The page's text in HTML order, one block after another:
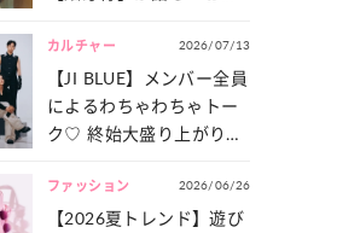
は？
カルチャー 2026/07/13
【JI BLUE】メンバー全員
によるわちゃわちゃトー
ク♡ 終始大盛り上がりだ
一気見せ！
ファッション 2026/06/26
【2026夏トレンド】遊び